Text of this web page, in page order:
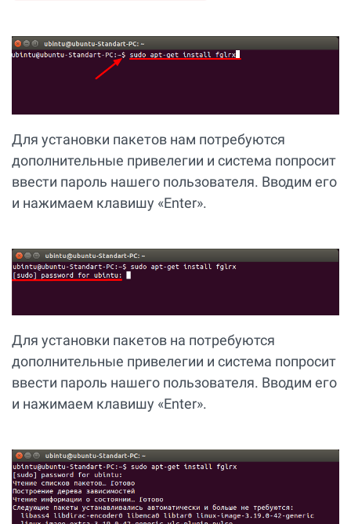
Для установки пакетов нам потребуются
дополнительные привелегии и система попросит
ввести пароль нашего пользователя. Вводим его
и нажимаем клавишу «Enter».
Для установки пакетов на потребуются
дополнительные привелегии и система попросит
ввести пароль нашего пользователя. Вводим его
и нажимаем клавишу «Enter».